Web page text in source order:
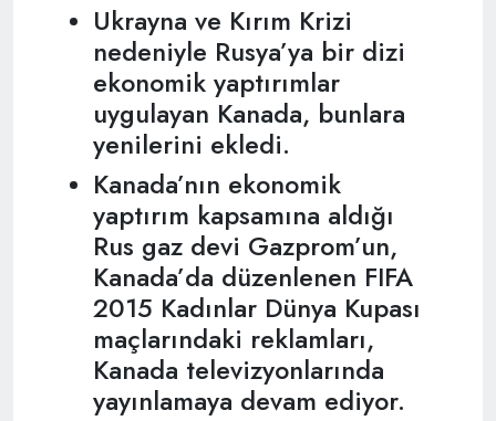
Ukrayna ve Kırım Krizi
nedeniyle Rusya’ya bir dizi
ekonomik yaptırımlar
uygulayan Kanada, bunlara
yenilerini ekledi.
Kanada’nın ekonomik
yaptırım kapsamına aldığı
Rus gaz devi Gazprom’un,
Kanada’da düzenlenen FIFA
2015 Kadınlar Dünya Kupası
maçlarındaki reklamları,
Kanada televizyonlarında
yayınlamaya devam ediyor.